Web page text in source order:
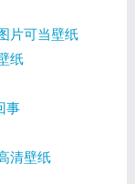
片可当壁纸
纸
事
清壁纸